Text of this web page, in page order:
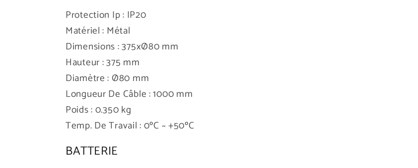
Protection Ip : IP20
Matériel : Métal
Dimensions : 375xØ80 mm
Hauteur : 375 mm
Diamètre : Ø80 mm
Longueur De Câble : 1000 mm
Poids : 0.350 kg
Temp. De Travail : 0ºC ~ +50ºC
BATTERIE